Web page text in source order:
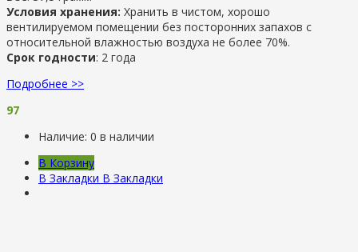
Условия хранения: Хранить в чистом, хорошо
вентилируемом помещении без посторонних запахов с
относительной влажностью воздуха не более 70%.
Срок годности: 2 года
Подробнее >>
97
Наличие: 0 в наличии
В Корзину
В Закладки В Закладки